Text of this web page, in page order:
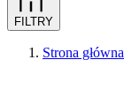
FILTRY
Strona główna